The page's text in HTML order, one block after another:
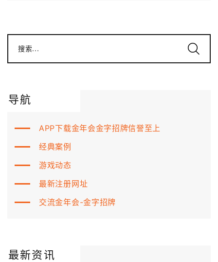
搜索...
导航
APP下载金年会金字招牌信誉至上
经典案例
游戏动态
最新注册网址
交流金年会-金字招牌
最新资讯